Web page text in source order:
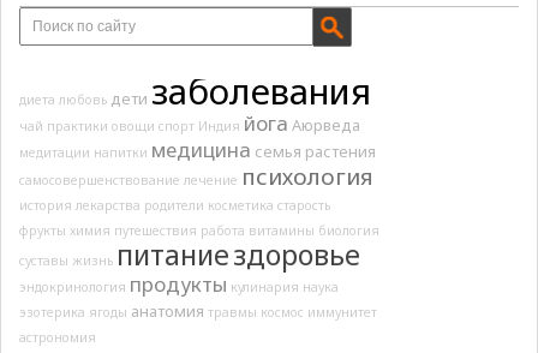
диета любовь дети заболевания
чай практики овощи спорт Индия йога Аюрведа
медитации напитки медицина семья растения
самосовершенствование лечение психология
история лекарства родители косметика старость
фрукты химия путешествия работа витамины биология
суставы жизнь питаниездоровье
эндокринология продукты кулинария наука
эзотерика ягоды анатомия травмы космос иммунитет
астрономия